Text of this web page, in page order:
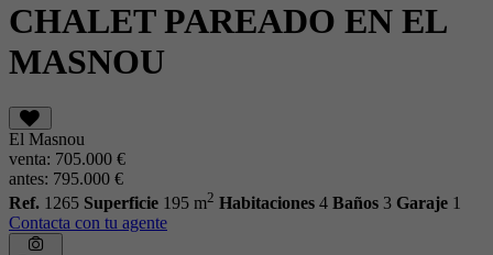
CHALET PAREADO EN EL
MASNOU
El Masnou
venta: 705.000 €
antes: 795.000 €
Ref. 1265 Superficie 195 m2 Habitaciones 4 Baños 3 Garaje 1
Contacta con tu agente